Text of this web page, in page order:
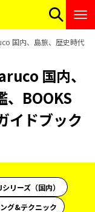
国内、島旅、歴史時代
国内、
、BOOKS
イドブック
リーズ（国内）
グ&テクニック